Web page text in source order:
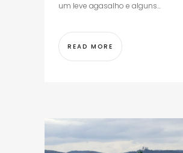
um leve agasalho e alguns...
READ MORE